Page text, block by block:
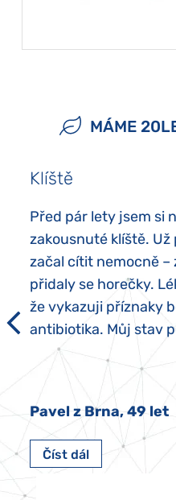
MÁME
Klíště
Před pár lety jsem si
zakousnuté klíště.
začal cítit nemocně –
přidaly se horečky.
že vykazuji příznaky
antibiotika. Můj stav
Pavel z Brna, 49 let
Číst dál